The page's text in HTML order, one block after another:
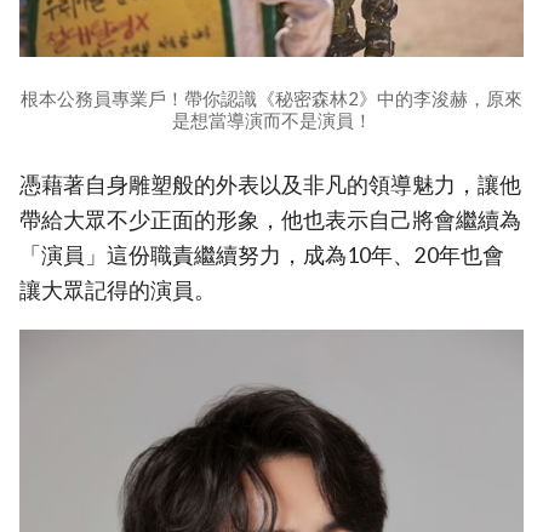
根本公務員專業戶！帶你認識《秘密森林2》中的李浚赫，原來
是想當導演而不是演員！
憑藉著自身雕塑般的外表以及非凡的領導魅力，讓他
帶給大眾不少正面的形象，他也表示自己將會繼續為
「演員」這份職責繼續努力，成為10年、20年也會
讓大眾記得的演員。